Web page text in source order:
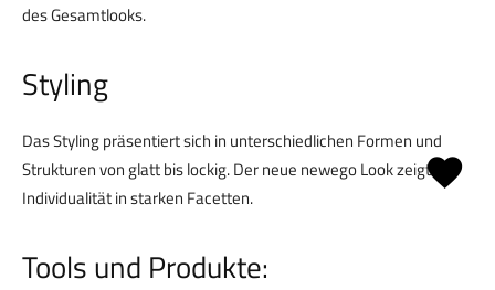
des Gesamtlooks.
Styling
Das Styling präsentiert sich in unterschiedlichen Formen und
Strukturen von glatt bis lockig. Der neue newego Look zeigt
Individualität in starken Facetten.
Tools und Produkte: